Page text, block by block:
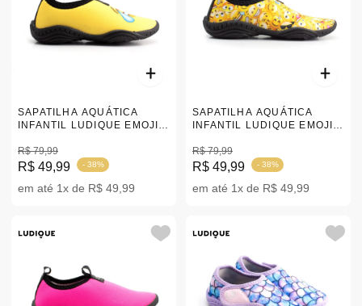
SAPATILHA AQUÁTICA
INFANTIL LUDIQUE EMOJI
R$ 79,99
R$ 49,99 - 38%
em até 1x de R$ 49,99
SAPATILHA AQUÁTICA
INFANTIL LUDIQUE EMOJI
R$ 79,99
R$ 49,99 - 38%
em até 1x de R$ 49,99